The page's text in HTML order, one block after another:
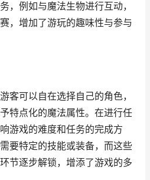
，例如与魔法生物进行互动，
，增加了游玩的趣味性与参与
客可以自在选择自己的角色，
特点化的魔法属性。在进行任
游戏的难度和任务的完成方
要特定的技能或装备，而这些
节逐步解锁，增添了游戏的多